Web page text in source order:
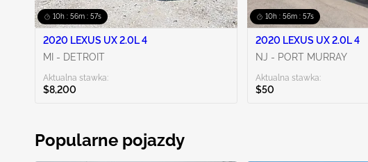
10h : 56m : 56s
2020 LEXUS UX 2.0L 4
MI - DETROIT
Aktualna stawka:
$8,200
10h : 56m : 56s
2020 LEXUS UX 2.0L 4
NJ - PORT MURRAY
Aktualna stawka:
$50
Popularne pojazdy